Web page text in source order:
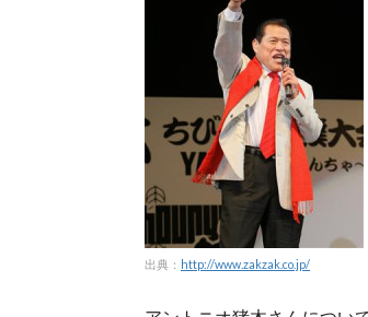
出典： http://www.zakzak.co.jp/